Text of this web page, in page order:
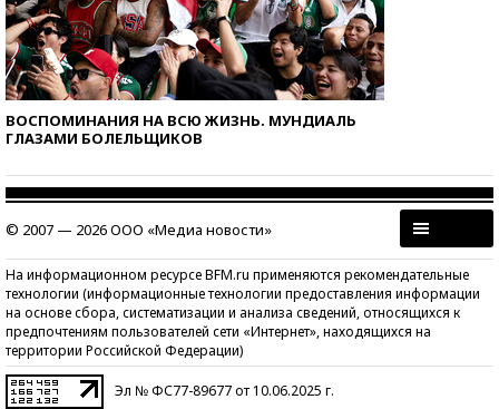
ВОСПОМИНАНИЯ НА ВСЮ ЖИЗНЬ. МУНДИАЛЬ
ГЛАЗАМИ БОЛЕЛЬЩИКОВ
© 2007 — 2026 ООО «Медиа новости»
На информационном ресурсе BFM.ru применяются рекомендательные
технологии (информационные технологии предоставления информации
на основе сбора, систематизации и анализа сведений, относящихся к
предпочтениям пользователей сети «Интернет», находящихся на
территории Российской Федерации)
Эл № ФС77-89677 от 10.06.2025 г.